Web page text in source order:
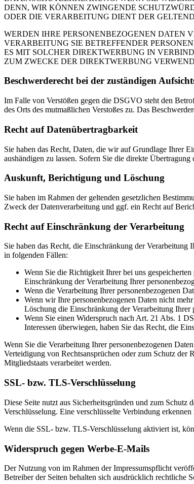
DENN, WIR KÖNNEN ZWINGENDE
ODER DIE VERARBEITUNG DIENT DER
WERDEN IHRE PERSONENBEZOGENEN DATEN
VERARBEITUNG SIE BETREFFENDER
ES MIT SOLCHER DIREKTWERBUNG IN
ZUM ZWECKE DER DIREKTWERBUNG
Beschwerde­recht bei der zuständigen
Im Falle von Verstößen gegen die DSGVO steht den
des Orts des mutmaßlichen Verstoßes zu. Das
Recht auf Daten­übertrag­barkeit
Sie haben das Recht, Daten, die wir auf Grundlage Ihrer
aushändigen zu lassen. Sofern Sie die direkte
Auskunft, Berichtigung und Löschung
Sie haben im Rahmen der geltenden gesetzlichen
Zweck der Datenverarbeitung und ggf. ein Recht auf
Recht auf Einschränkung der Verarbeitung
Sie haben das Recht, die Einschränkung der
in folgenden Fällen:
Wenn Sie die Richtigkeit Ihrer bei uns
Einschränkung der Verarbeitung Ihrer
Wenn die Verarbeitung Ihrer personenbezogenen
Wenn wir Ihre personenbezogenen Daten nicht
Löschung die Einschränkung der Verarbeitung Ihrer
Wenn Sie einen Widerspruch nach Art. 21 Abs. 1
Interessen überwiegen, haben Sie das Recht, die
Wenn Sie die Verarbeitung Ihrer personenbezogenen
Verteidigung von Rechtsansprüchen oder zum Schutz der
Mitgliedstaats verarbeitet werden.
SSL- bzw. TLS-Verschlüsselung
Diese Seite nutzt aus Sicherheitsgründen und zum
Verschlüsselung. Eine verschlüsselte Verbindung
Wenn die SSL- bzw. TLS-Verschlüsselung aktiviert ist,
Widerspruch gegen Werbe-E-Mails
Der Nutzung von im Rahmen der Impressumspflicht
Betreiber der Seiten behalten sich ausdrücklich rechtliche